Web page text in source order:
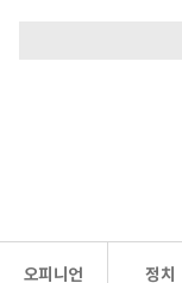
오피니언 정치